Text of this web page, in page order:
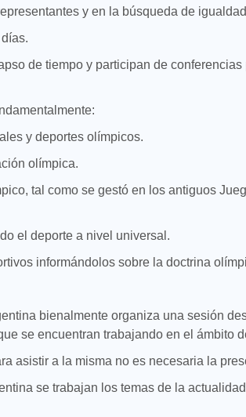
y en la búsqueda de
de tiempo y participan de
y deportes olímpicos.
olímpica.
tal como se gestó en los antiguos
el deporte a nivel universal.
informándolos sobre la doctrina
bienalmente organiza una sesión
se encuentran trabajando en el ámbito
asistir a la misma no es necesaria la
se trabajan los temas de la